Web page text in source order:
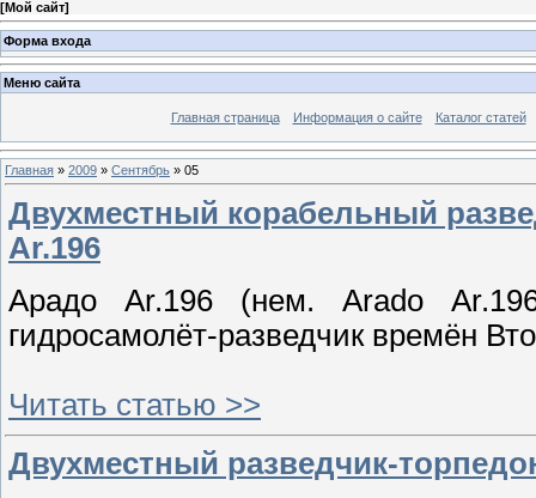
[Мой сайт]
Форма входа
Меню сайта
Главная страница Информация о сайте Каталог статей
Главная » 2009 » Сентябрь » 05
Двухместный корабельный
Ar.196
Арадо Ar.196 (нем. Arado
гидросамолёт-разведчик времён
Читать статью >>
Двухместный разведчик-